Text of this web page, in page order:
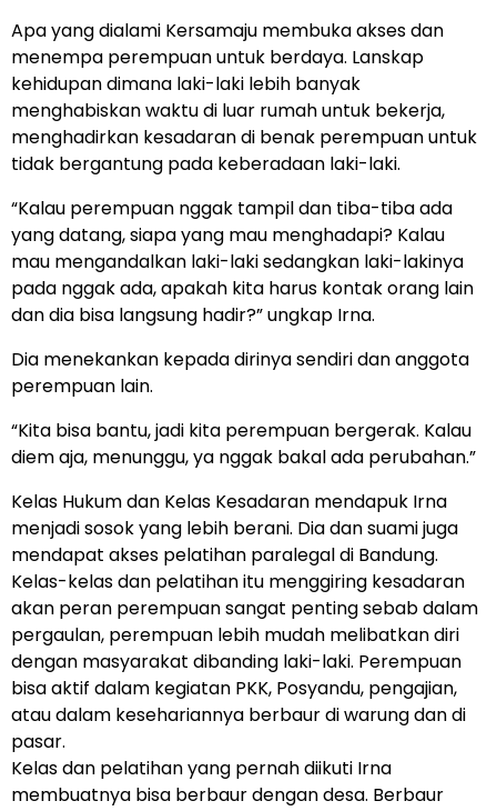
Apa yang dialami Kersamaju membuka akses dan
menempa perempuan untuk berdaya. Lanskap
kehidupan dimana laki-laki lebih banyak
menghabiskan waktu di luar rumah untuk bekerja,
menghadirkan kesadaran di benak perempuan untuk
tidak bergantung pada keberadaan laki-laki.
“Kalau perempuan nggak tampil dan tiba-tiba ada
yang datang, siapa yang mau menghadapi? Kalau
mau mengandalkan laki-laki sedangkan laki-lakinya
pada nggak ada, apakah kita harus kontak orang lain
dan dia bisa langsung hadir?” ungkap Irna.
Dia menekankan kepada dirinya sendiri dan anggota
perempuan lain.
“Kita bisa bantu, jadi kita perempuan bergerak. Kalau
diem aja, menunggu, ya nggak bakal ada perubahan.”
Kelas Hukum dan Kelas Kesadaran mendapuk Irna
menjadi sosok yang lebih berani. Dia dan suami juga
mendapat akses pelatihan paralegal di Bandung.
Kelas-kelas dan pelatihan itu menggiring kesadaran
akan peran perempuan sangat penting sebab dalam
pergaulan, perempuan lebih mudah melibatkan diri
dengan masyarakat dibanding laki-laki. Perempuan
bisa aktif dalam kegiatan PKK, Posyandu, pengajian,
atau dalam kesehariannya berbaur di warung dan di
pasar.
Kelas dan pelatihan yang pernah diikuti Irna
membuatnya bisa berbaur dengan desa. Berbaur